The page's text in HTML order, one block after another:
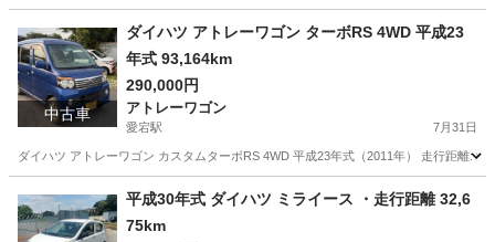
中古車
ダイハツ アトレーワゴン ターボRS 4WD 平成23
年式 93,164km
290,000円
アトレーワゴン
愛宕駅 7月31日
ダイハツ アトレーワゴン カスタムターボRS 4WD 平成23年式（2011年） 走行距離:
愛宕駅 アトレーワゴン ターボ
平成30年式 ダイハツ ミライース ・走行距離 32,6
75km